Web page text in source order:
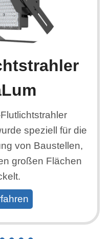
speziell für die
von Baustellen,
großen Flächen